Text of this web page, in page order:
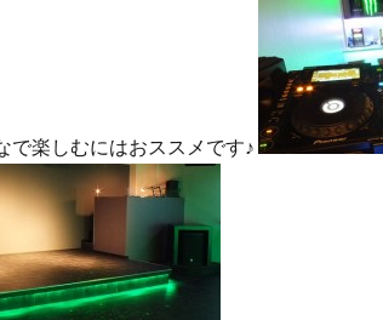
で楽しむにはおススメです♪